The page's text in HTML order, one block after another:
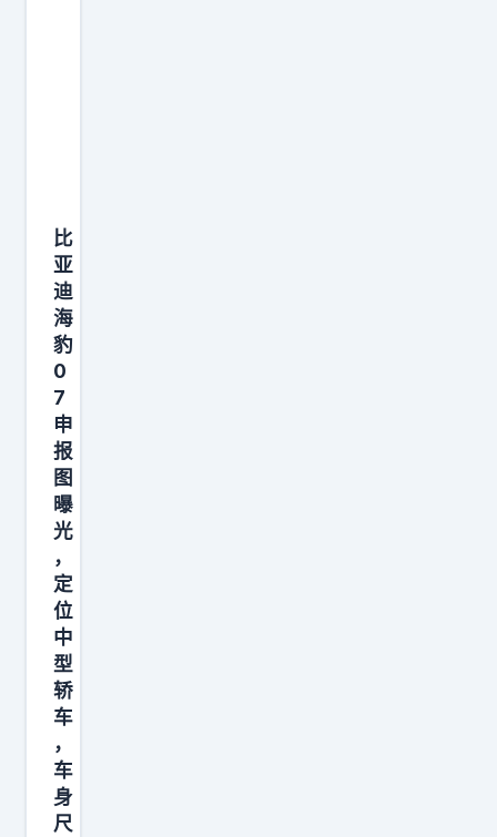
距
？
视
频
没
有
丝
毫
问
题
，
又
打
脸
那
些
认
为
享
界
G
9
比
亚
迪
海
豹
0
7
申
报
图
曝
光
，
定
位
中
型
轿
车
，
车
身
尺